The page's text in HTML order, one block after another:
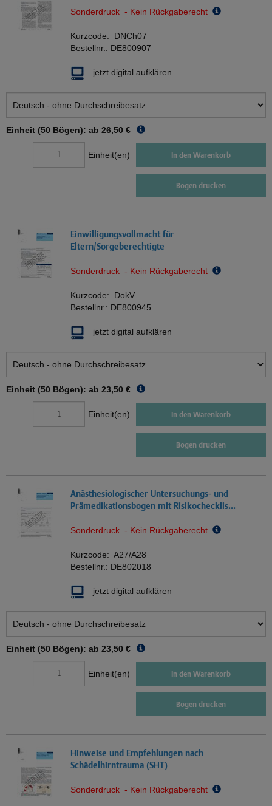
Sonderdruck - Kein Rückgaberecht
Kurzcode: DNCh07
Bestellnr.: DE800907
jetzt digital aufklären
Einheit (50 Bögen): ab 26,50 €
Einheit(en) In den Warenkorb
Bogen drucken
Einwilligungsvollmacht für
Eltern/Sorgeberechtigte
Sonderdruck - Kein Rückgaberecht
Kurzcode: DokV
Bestellnr.: DE800945
jetzt digital aufklären
Einheit (50 Bögen): ab 23,50 €
Einheit(en) In den Warenkorb
Bogen drucken
Anästhesiologischer Untersuchungs- und
Prämedikationsbogen mit Risikochecklis...
Sonderdruck - Kein Rückgaberecht
Kurzcode: A27/A28
Bestellnr.: DE802018
jetzt digital aufklären
Einheit (50 Bögen): ab 23,50 €
Einheit(en) In den Warenkorb
Bogen drucken
Hinweise und Empfehlungen nach
Schädelhirntrauma (SHT)
Sonderdruck - Kein Rückgaberecht